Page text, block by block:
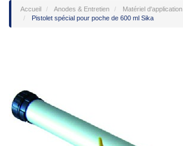
Accueil Anodes & Entretien Matériel d'application
Pistolet spécial pour poche de 600 ml Sika